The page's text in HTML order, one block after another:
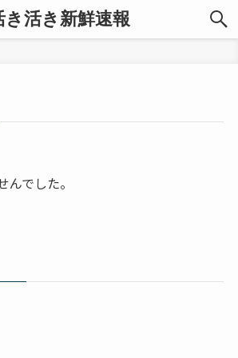
き活き新鮮速報
でした。